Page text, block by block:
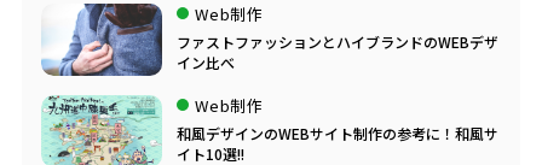
Web制作
ファストファッションとハイブランドのWEBデザ
イン比べ
Web制作
和風デザインのWEBサイト制作の参考に！和風サ
イト10選!!